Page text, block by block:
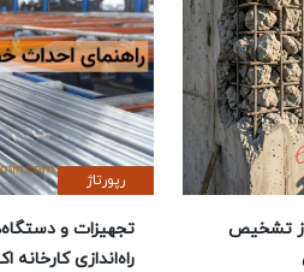
تشخیص
رپورتاژ
تجهیزات و
راه‌اندازی کارخانه